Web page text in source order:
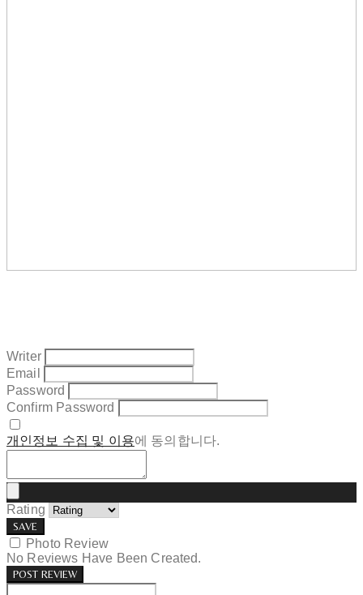
Writer
Email
Password
Confirm Password
개인정보 수집 및 이용에 동의합니다.
Rating
SAVE
Photo Review
No Reviews Have Been Created.
POST REVIEW